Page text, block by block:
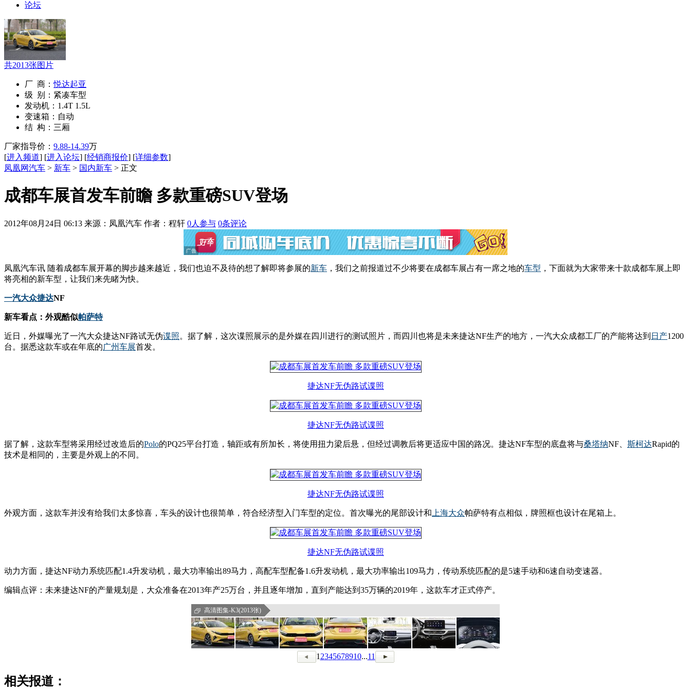
论坛
共2013张图片
厂 商：悦达起亚
级 别： 紧凑车型
发动机： 1.4T 1.5L
变速箱： 自动
结 构： 三厢
厂家指导价： 9.88-14.39万
[进入频道] [进入论坛] [经销商报价] [详细参数]
凤凰网汽车 > 新车 > 国内新车 > 正文
成都车展首发车前瞻 多款重磅SUV登场
2012年08月24日 06:13 来源：凤凰汽车 作者： 程轩 0人参与 0条评论
凤凰汽车讯 随着成都车展开幕的脚步越来越近，我们也迫不及待的想了解即将参展的新车 ，我们之前报道过不少将要在成都车展占有一席之地的车型 ，下面就为大家带来十款成都车展上即
将亮相的新车型，让我们来先睹为快。
一汽大众捷达NF
新车看点：外观酷似帕萨特
近日，外媒曝光了一汽大众捷达NF路试无伪谍照。据了解，这次谍照展示的是外媒在四川进行的测试照片，而四川也将是未来捷达NF生产的地方，一汽大众成都工厂的产能将达到 日产1200
台。据悉这款车或在年底的广州车展首发。
捷达NF无伪路试谍照
捷达NF无伪路试谍照
据了解，这款车型将采用经过改造后的Polo的PQ25平台打造，轴距或有所加长，将使用扭力梁后悬，但经过调教后将更适应中国的路况。捷达NF车型的底盘将与桑塔纳NF、 斯柯达Rapid的
技术是相同的，主要是外观上的不同。
捷达NF无伪路试谍照
外观方面，这款车并没有给我们太多惊喜，车头的设计也很简单，符合经济型入门车型的定位。首次曝光的尾部设计和 上海大众帕萨特有点相似，牌照框也设计在尾箱上。
捷达NF无伪路试谍照
动力方面，捷达NF动力系统匹配1.4升发动机，最大功率输出89马力，高配车型配备1.6升发动机，最大功率输出109马力，传动系统匹配的是5速手动和6速自动变速器。
编辑点评：未来捷达NF的产量规划是，大众准备在2013年产25万台，并且逐年增加，直到产能达到35万辆的2019年，这款车才正式停产。
高清图集-K3(2013张)
1 2345678910...11
相关报道：